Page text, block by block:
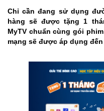
Chỉ cần đang sử dụng
hàng sẽ được tặng 1
MyTV chuẩn cùng gói
mạng sẽ được áp dụng đến